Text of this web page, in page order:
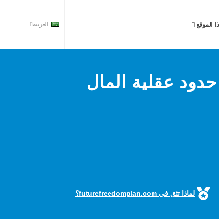
الموقع العربية
عقلية المال
لماذا تثق في futurefreedomplan.com؟